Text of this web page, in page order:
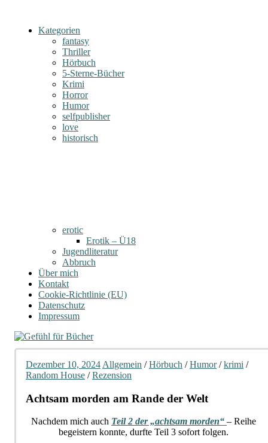
Kategorien
fantasy
Thriller
Hörbuch
5-Sterne-Bücher
Krimi
Horror
Humor
selfpublisher
love
historisch
erotic
Erotik – Ü18
Jugendliteratur
Abbruch
Über mich
Kontakt
Cookie-Richtlinie (EU)
Datenschutz
Impressum
Dezember 10, 2024 Allgemein /Hörbuch /Humor/krimi /
Random House /Rezension
Achtsam morden am Rande der Welt
Nachdem mich auch Teil 2 der „achtsam morden“ – Reihe
begeistern konnte, durfte Teil 3 sofort folgen.